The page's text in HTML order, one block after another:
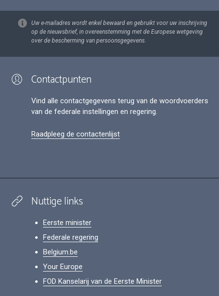
Uw e-mailadres wordt enkel bewaard en gebruikt voor uw inschrijving
op de nieuwsbrief, in overeenstemming met de Europese wetgeving
over de bescherming van persoonsgegevens.
Contactpunten
Vind alle contactgegevens terug van de woordvoerders
van de federale instellingen en regering.
Raadpleeg de contactenlijst
Nuttige links
Eerste minister
Federale regering
Belgium.be
Your Europe
FOD Kanselarij van de Eerste Minister